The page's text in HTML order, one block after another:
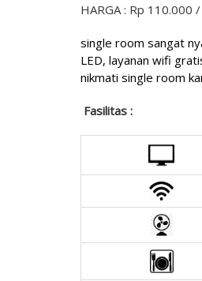
HARGA : Rp 110.000
single room sangat
LED, layanan wifi
nikmati single room
Fasilitas :